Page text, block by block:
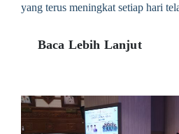
yang terus meningkat setiap hari
Baca Lebih Lanjut